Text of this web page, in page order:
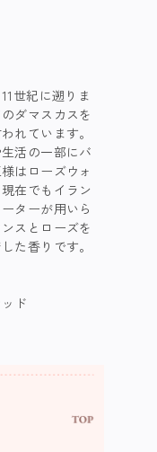
世紀に遡りま
ダマスカスを
れています。
活の一部にバ
はローズウォ
在でもイラン
ターが用いら
スとローズを
た香りです。
ド